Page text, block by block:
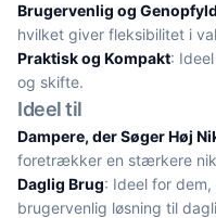
Brugervenlig og
hvilket giver fleksibilitet i
Praktisk og Kompakt:
og skifte.
Ideel til
Dampere, der Søger Høj
foretrækker en stærkere
Daglig Brug: Ideel for
brugervenlig løsning til